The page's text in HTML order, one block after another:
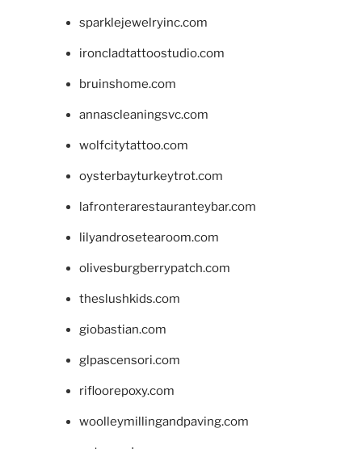
sparklejewelryinc.com
ironcladtattoostudio.com
bruinshome.com
annascleaningsvc.com
wolfcitytattoo.com
oysterbayturkeytrot.com
lafronterarestauranteybar.com
lilyandrosetearoom.com
olivesburgberrypatch.com
theslushkids.com
giobastian.com
glpascensori.com
rifloorepoxy.com
woolleymillingandpaving.com